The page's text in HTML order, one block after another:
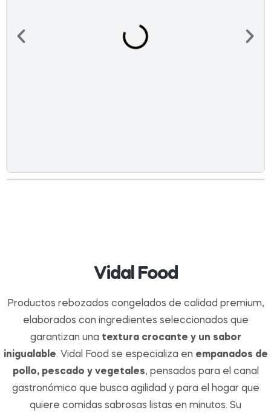
Vidal Food
Productos rebozados congelados de calidad premium,
elaborados con ingredientes seleccionados que
garantizan una textura crocante y un sabor
inigualable. Vidal Food se especializa en empanados de
pollo, pescado y vegetales, pensados para el canal
gastronómico que busca agilidad y para el hogar que
quiere comidas sabrosas listas en minutos. Su